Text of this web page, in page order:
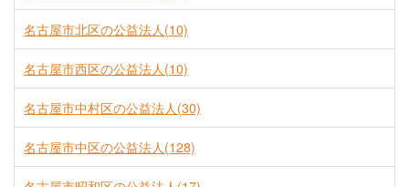
名古屋市北区の公益法人(10)
名古屋市西区の公益法人(10)
名古屋市中村区の公益法人(30)
名古屋市中区の公益法人(128)